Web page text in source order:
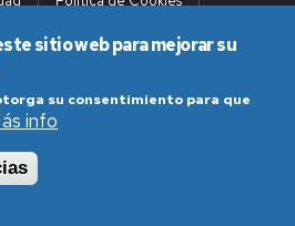
sitio web para mejorar su
su consentimiento para que
info